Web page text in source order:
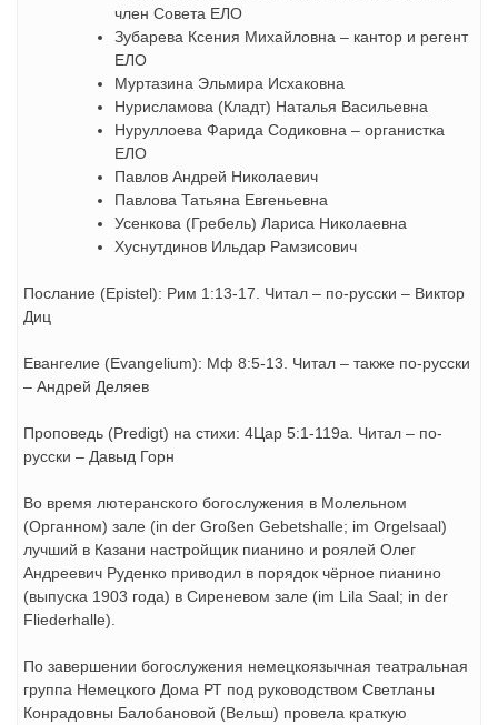
член Совета ЕЛО
Зубарева Ксения Михайловна – кантор и регент
ЕЛО
Муртазина Эльмира Исхаковна
Нурисламова (Кладт) Наталья Васильевна
Нуруллоева Фарида Содиковна – органистка
ЕЛО
Павлов Андрей Николаевич
Павлова Татьяна Евгеньевна
Усенкова (Гребель) Лариса Николаевна
Хуснутдинов Ильдар Рамзисович
Послание (Epistel): Рим 1:13-17. Читал – по-русски – Виктор
Диц
Евангелие (Evangelium): Мф 8:5-13. Читал – также по-русски
– Андрей Деляев
Проповедь (Predigt) на стихи: 4Цар 5:1-119а. Читал – по-
русски – Давыд Горн
Во время лютеранского богослужения в Молельном
(Органном) зале (in der Großen Gebetshalle; im Orgelsaal)
лучший в Казани настройщик пианино и роялей Олег
Андреевич Руденко приводил в порядок чёрное пианино
(выпуска 1903 года) в Сиреневом зале (im Lila Saal; in der
Fliederhalle).
По завершении богослужения немецкоязычная театральная
группа Немецкого Дома РТ под руководством Светланы
Конрадовны Балобановой (Вельш) провела краткую